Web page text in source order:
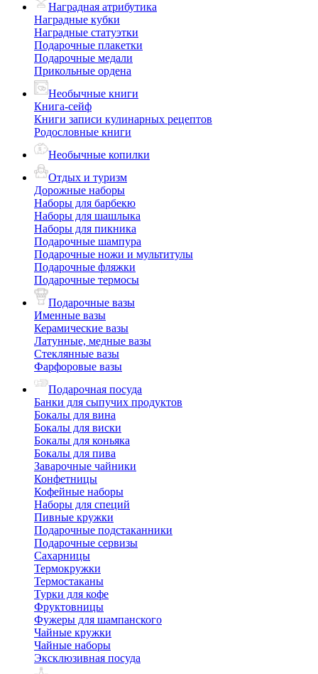
Наградная атрибутика
Наградные кубки
Наградные статуэтки
Подарочные плакетки
Подарочные медали
Прикольные ордена
Необычные книги
Книга-сейф
Книги записи кулинарных рецептов
Родословные книги
Необычные копилки
Отдых и туризм
Дорожные наборы
Наборы для барбекю
Наборы для шашлыка
Наборы для пикника
Подарочные шампура
Подарочные ножи и мультитулы
Подарочные фляжки
Подарочные термосы
Подарочные вазы
Именные вазы
Керамические вазы
Латунные, медные вазы
Стеклянные вазы
Фарфоровые вазы
Подарочная посуда
Банки для сыпучих продуктов
Бокалы для вина
Бокалы для виски
Бокалы для коньяка
Бокалы для пива
Заварочные чайники
Конфетницы
Кофейные наборы
Наборы для специй
Пивные кружки
Подарочные подстаканники
Подарочные сервизы
Сахарницы
Термокружки
Термостаканы
Турки для кофе
Фруктовницы
Фужеры для шампанского
Чайные кружки
Чайные наборы
Эксклюзивная посуда